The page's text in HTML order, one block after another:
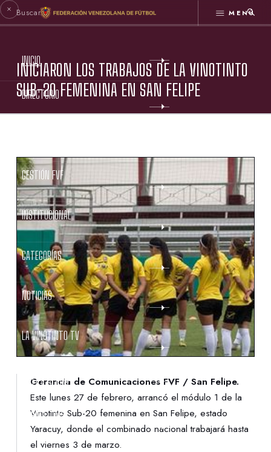
MENÚ
INICIO
DIRECTORIO
GESTIÓN FVF
INSTITUCIONAL
CATEGORÍAS
NOTICIAS
LA VINOTINTO TV
NOTIFICACIONES
NORMATIVAS
INICIARON LOS TRABAJOS DE LA VINOTINTO
SUB-20 FEMENINA EN SAN FELIPE
Gerencia de Comunicaciones FVF / San Felipe.
Este lunes 27 de febrero, arrancó el módulo 1 de la
Vinotinto Sub-20 femenina en San Felipe, estado
Yaracuy, donde el combinado nacional trabajará hasta
el viernes 3 de marzo.